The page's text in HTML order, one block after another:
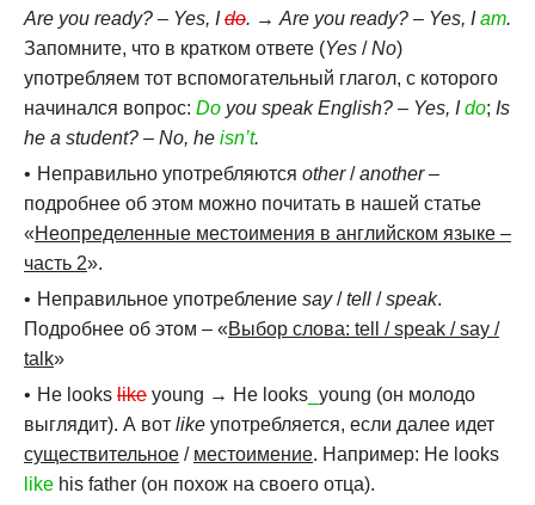
Are you ready? – Yes, Ido. → Are you ready? – Yes, Iam.
Запомните, что в кратком ответе (Yes /No)
употребляем тот вспомогательный глагол, с которого
начинался вопрос: Do you speak English? – Yes, Ido; Is
he a student? – No, he isn’t.
Неправильно употребляются other/another–
подробнее об этом можно почитать в нашей статье
«Неопределенные местоимения в английском языке –
часть 2».
Неправильное употребление say/tell /speak.
Подробнее об этом – «Выбор слова: tell / speak / say /
talk»
He looks like young → He looks young (он молодо
выглядит). А вот like употребляется, если далее идет
существительное / местоимение. Например: He looks
like his father (он похож на своего отца).